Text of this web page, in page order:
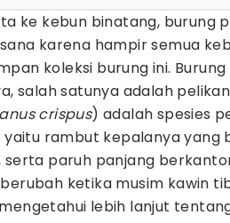
ke kebun binatang, burung
karena hampir semua
koleksi burung ini.
salah satunya adalah
crispus) adalah spesies
yaitu rambut kepalanya yang
serta paruh panjang
ketika musim kawin
lebih lanjut